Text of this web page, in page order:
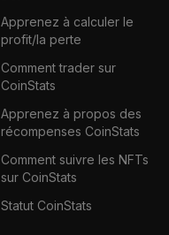
Apprenez à calculer le
profit/la perte
Comment trader sur
CoinStats
Apprenez à propos des
récompenses CoinStats
Comment suivre les NFTs
sur CoinStats
Statut CoinStats